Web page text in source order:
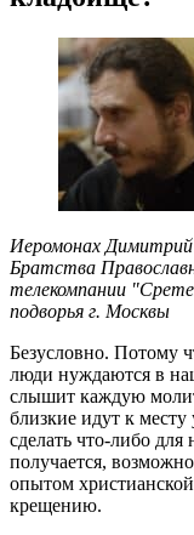
Иеромонах
Братства
телекомпании
подворья г. Москвы
Безусловно. Потому
люди нуждаются в
слышит каждую
близкие идут к
сделать что-либо
получается,
опытом
крещению.